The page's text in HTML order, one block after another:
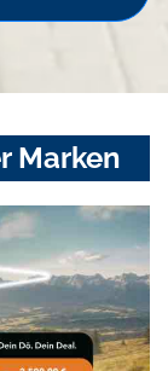
Marken